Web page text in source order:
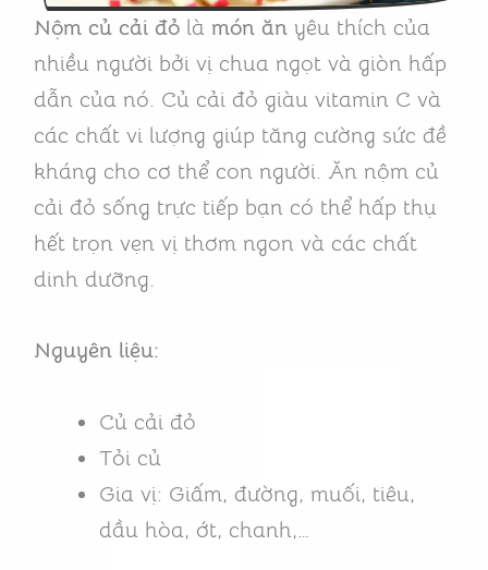
Nộm củ cải đỏlà món ănyêu thích của
nhiều người bởi vị chua ngọt và giòn hấp
dẫn của nó. Củ cải đỏ giàu vitamin C và
các chất vi lượng giúp tăng cường sức đề
kháng cho cơ thể con người. Ăn nộm củ
cải đỏ sống trực tiếp bạn có thể hấp thụ
hết trọn vẹn vị thơm ngon và các chất
dinh dưỡng.
Nguyên liệu:
Củ cải đỏ
Tỏi củ
Gia vị: Giấm, đường, muối, tiêu,
dầu hòa, ớt, chanh,…